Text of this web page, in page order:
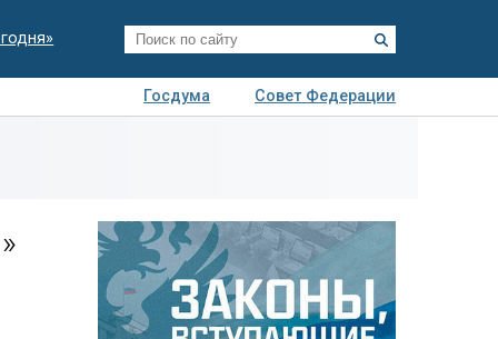
Госдума
Совет Федерации